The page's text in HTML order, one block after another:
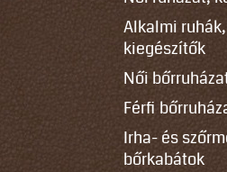
Alkalmi ruhák,
kiegészítők
Női
Férfi
Irha- és
bőrkabátok